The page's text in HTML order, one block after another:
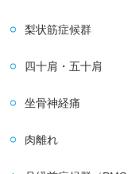
梨状筋症候群
四十肩・五十肩
坐骨神経痛
肉離れ